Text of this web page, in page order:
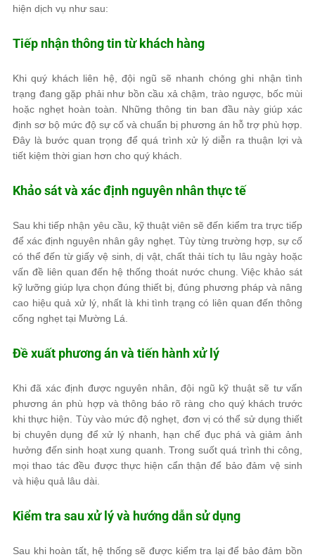
hiện dịch vụ như sau:
Tiếp nhận thông tin từ khách hàng
Khi quý khách liên hệ, đội ngũ sẽ nhanh chóng ghi nhận tình
trạng đang gặp phải như bồn cầu xả chậm, trào ngược, bốc mùi
hoặc nghẹt hoàn toàn. Những thông tin ban đầu này giúp xác
định sơ bộ mức độ sự cố và chuẩn bị phương án hỗ trợ phù hợp.
Đây là bước quan trọng để quá trình xử lý diễn ra thuận lợi và
tiết kiệm thời gian hơn cho quý khách.
Khảo sát và xác định nguyên nhân thực tế
Sau khi tiếp nhận yêu cầu, kỹ thuật viên sẽ đến kiểm tra trực tiếp
để xác định nguyên nhân gây nghẹt. Tùy từng trường hợp, sự cố
có thể đến từ giấy vệ sinh, dị vật, chất thải tích tụ lâu ngày hoặc
vấn đề liên quan đến hệ thống thoát nước chung. Việc khảo sát
kỹ lưỡng giúp lựa chọn đúng thiết bị, đúng phương pháp và nâng
cao hiệu quả xử lý, nhất là khi tình trạng có liên quan đến thông
cống nghẹt tại Mường Lá.
Đề xuất phương án và tiến hành xử lý
Khi đã xác định được nguyên nhân, đội ngũ kỹ thuật sẽ tư vấn
phương án phù hợp và thông báo rõ ràng cho quý khách trước
khi thực hiện. Tùy vào mức độ nghẹt, đơn vị có thể sử dụng thiết
bị chuyên dụng để xử lý nhanh, hạn chế đục phá và giảm ảnh
hưởng đến sinh hoạt xung quanh. Trong suốt quá trình thi công,
mọi thao tác đều được thực hiện cẩn thận để bảo đảm vệ sinh
và hiệu quả lâu dài.
Kiểm tra sau xử lý và hướng dẫn sử dụng
Sau khi hoàn tất, hệ thống sẽ được kiểm tra lại để bảo đảm bồn